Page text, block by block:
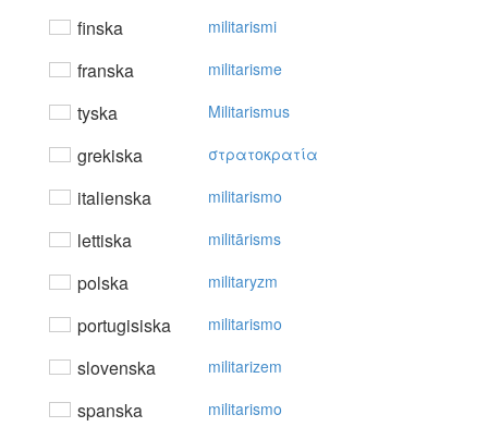
finska militarismi
franska militarisme
tyska Militarismus
grekiska στρατoκρατία
italienska militarismo
lettiska militārisms
polska militaryzm
portugisiska militarismo
slovenska militarizem
spanska militarismo